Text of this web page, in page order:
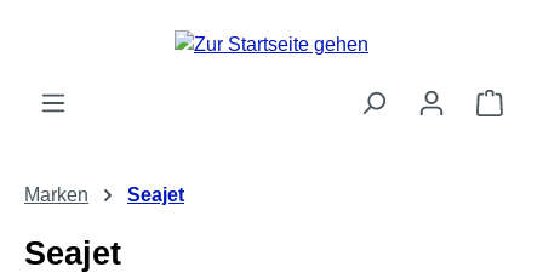
Zum Hauptinhalt springen
Marken Seajet
Seajet